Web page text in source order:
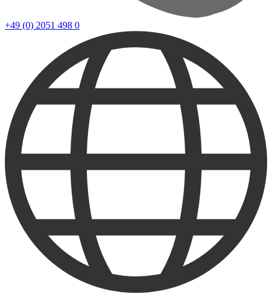
+49 (0) 2051 498 0